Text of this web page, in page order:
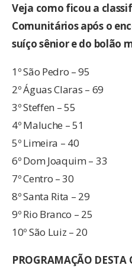
Veja como ficou a
Comunitários após o
suíço sênior e do bolão
1º São Pedro – 95
2º Águas Claras – 69
3º Steffen – 55
4º Maluche – 51
5º Limeira – 40
6º Dom Joaquim – 33
7º Centro – 30
8º Santa Rita – 29
9º Rio Branco – 25
10º São Luiz – 20
PROGRAMAÇÃO